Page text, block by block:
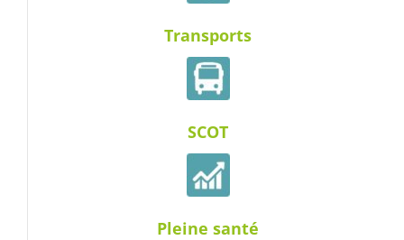
Transports
SCOT
Pleine santé